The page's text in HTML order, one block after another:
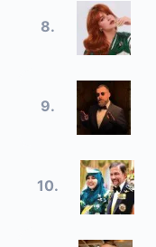
8.
9.
10.